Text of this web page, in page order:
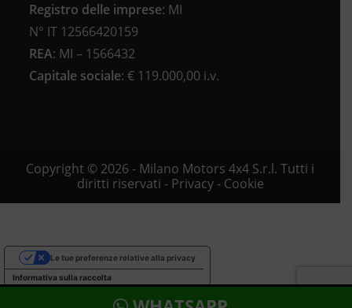
Registro delle imprese: MI
N° IT 12566420159
REA: MI – 1566432
Capitale sociale: € 119.000,00 i.v.
Copyright © 2026 - Milano Motors 4x4 S.r.l. Tutti i
diritti riservati - Privacy- Cookie
Informativa sulla raccolta
Le tue preferenze relative alla privacy